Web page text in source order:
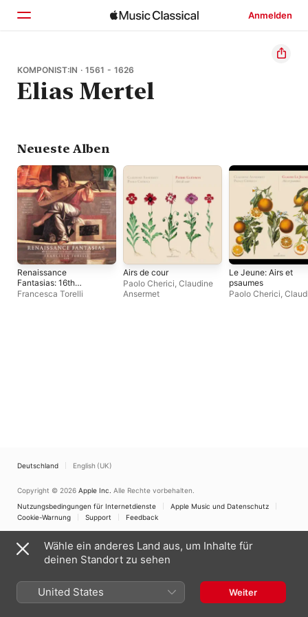
Anmelden
Startseite
Entdecken
KOMPONIST:IN · 1561 - 1626
Elias Mertel
Neueste Alben
Renaissance
Fantasias: 16th
Century Lute Music
Francesca Torelli
Airs de cour
Paolo Cherici, Claudine
Ansermet
Le Jeune: Airs et
psaumes
Paolo Cherici,
Deutschland English (UK)
Copyright © 2026 Apple Inc. Alle Rechte vorbehalten.
Nutzungsbedingungen für Internetdienste
Apple Music und Datenschutz
Cookie-Warnung
Support Feedback
Wähle ein anderes Land aus, um Inhalte für
deinen Standort zu sehen
United States Weiter